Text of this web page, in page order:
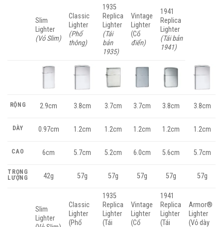
Slim
Lighter
(Vỏ Slim)
Classic
Lighter
(Phổ
thông)
1935
Replica
Lighter
(Tái
bản
1935)
Vintage
Lighter
(Cổ
điển)
1941
Replica
Lighter
(Tái bản
1941)
RỘNG 2.9cm 3.8cm 3.7cm 3.7cm 3.8cm 3.8cm
DÀY 0.97cm 1.2cm 1.2cm 1.2cm 1.2cm 1.2cm
CAO 6cm 5.7cm 5.2cm 6.0cm 5.6cm 5.7cm
TRỌNG
LƯỢNG
42g 57g 57g 57g 57g 57g
Slim
Lighter
Classic
Lighter
(Phổ
1935
Replica
Lighter
(Tái
Vintage
Lighter
(Cổ
1941
Replica
Lighter
(Tái
Armor®
Lighter
(Vỏ dày